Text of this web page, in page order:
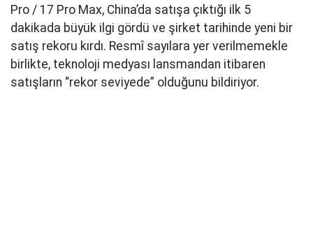
Pro / 17 Pro Max, China’da satışa çıktığı ilk 5
dakikada büyük ilgi gördü ve şirket tarihinde yeni bir
satış rekoru kırdı. Resmî sayılara yer verilmemekle
birlikte, teknoloji medyası lansmandan itibaren
satışların “rekor seviyede” olduğunu bildiriyor.